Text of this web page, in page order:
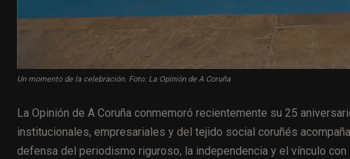
Un momento de la celebración. Foto: La Opinión de A Coruña
La Opinión de A Coruña conmemoró recientemente su 25
institucionales, empresariales y del tejido social coruñés
defensa del periodismo riguroso, la independencia y el vínculo con